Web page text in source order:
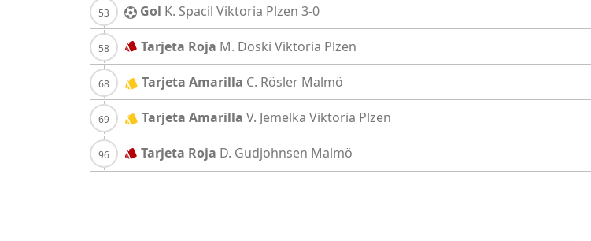
Gol K. Spacil Viktoria Plzen 3-0
Tarjeta Roja M. Doski Viktoria Plzen
Tarjeta Amarilla C. Rösler Malmö
Tarjeta Amarilla V. Jemelka Viktoria Plzen
Tarjeta Roja D. Gudjohnsen Malmö